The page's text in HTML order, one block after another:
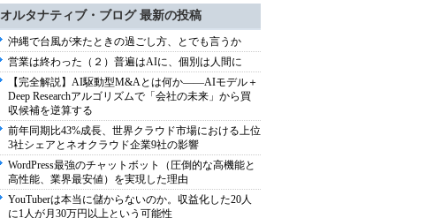
オルタナティブ・ブログ 最新の投稿
沖縄で台風が来たときの過ごし方、とでも言うか
営業は終わった（２）普遍はAIに、個別は人間に
【完全解説】AI駆動型M&Aとは何か――AIモデル＋
Deep Researchアルゴリズムで「会社の未来」から買
収候補を逆算する
前年同期比43%成長、世界クラウド市場における上位
3社シェアとネオクラウド企業9社の影響
WordPress最強のチャットボット（圧倒的な高機能と
高性能、業界最安値）を実現した理由
YouTuberは本当に儲からないのか。収益化した20人
に1人が月30万円以上という可能性